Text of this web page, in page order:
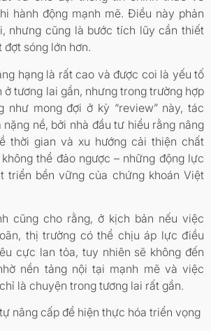
hành động mạnh mẽ. Điều này phản
nhưng cũng là bước tích lũy cần thiết
sóng lớn hơn.
hạng là rất cao và được coi là yếu tố
tương lai gần, nhưng trong trường hợp
như mong đợi ở kỳ “review” này, tác
nặng nề, bởi nhà đầu tư hiểu rằng nâng
thời gian và xu hướng cải thiện chất
thể đảo ngược – những động lực
triển bền vững của chứng khoán Việt
cũng cho rằng, ở kịch bản nếu việc
thị trường có thể chịu áp lực điều
cực lan tỏa, tuy nhiên sẽ không đến
nền tảng nội tại mạnh mẽ và việc
là chuyện trong tương lai rất gần.
nâng cấp để hiện thực hóa triển vọng